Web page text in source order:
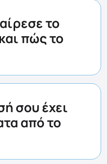
το
πώς το
σου έχει
από το